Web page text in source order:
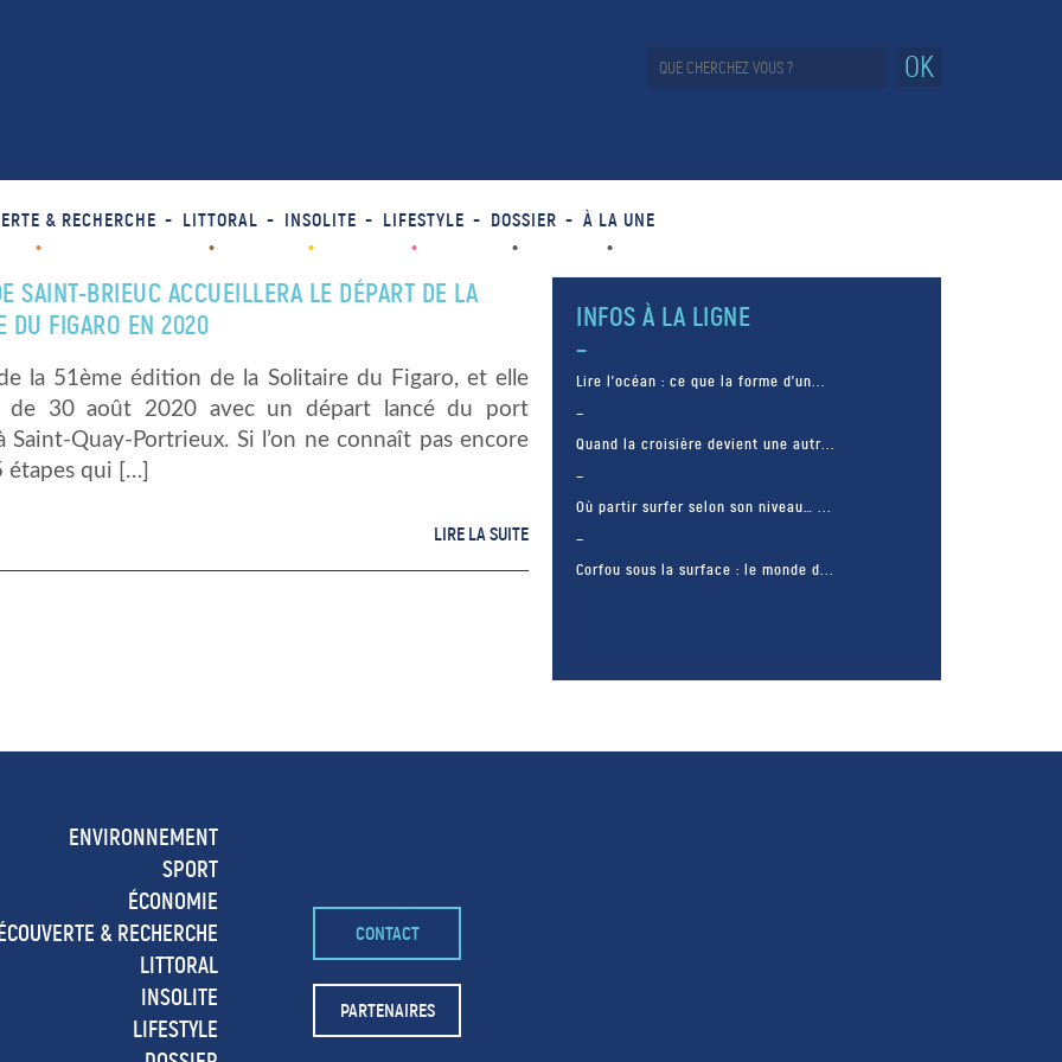
OK
& RECHERCHE LITTORAL INSOLITE LIFESTYLE DOSSIER À LA UNE
SAINT-BRIEUC ACCUEILLERA LE DÉPART DE LA
DU FIGARO EN 2020
de la 51ème édition de la Solitaire du Figaro, et elle
de 30 août 2020 avec un départ lancé du port
Saint-Quay-Portrieux. Si l’on ne connaît pas encore
étapes qui […]
LIRE LA SUITE
INFOS À LA LIGNE
Lire l’océan : ce que la forme d’un...
Quand la croisière devient une autr...
Où partir surfer selon son niveau… ...
Corfou sous la surface : le monde d...
ENVIRONNEMENT
SPORT
ÉCONOMIE
& RECHERCHE
LITTORAL
INSOLITE
LIFESTYLE
CONTACT
PARTENAIRES